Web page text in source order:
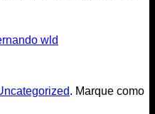
wld
. Marque como